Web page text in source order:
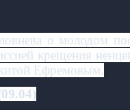
о молодом
крещения
Ефремовым.